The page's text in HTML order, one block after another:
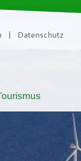
| Datenschutz